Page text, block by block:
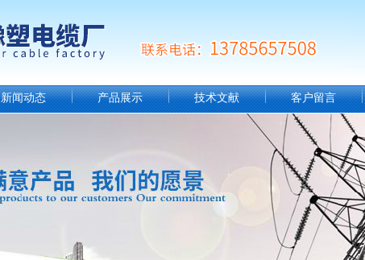
新闻动态 产品展示 技术文献 客户留言